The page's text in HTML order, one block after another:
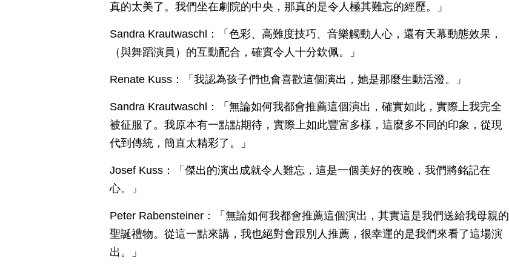
真的太美了。我們坐在劇院的中央，那真的是令人極其難忘的經歷。」
Sandra Krautwaschl：「色彩、高難度技巧、音樂觸動人心，還有天幕動態效果，
（與舞蹈演員）的互動配合，確實令人十分欽佩。」
Renate Kuss：「我認為孩子們也會喜歡這個演出，她是那麼生動活潑。」
Sandra Krautwaschl：「無論如何我都會推薦這個演出，確實如此，實際上我完全
被征服了。我原本有一點點期待，實際上如此豐富多樣，這麼多不同的印象，從現
代到傳統，簡直太精彩了。」
Josef Kuss：「傑出的演出成就令人難忘，這是一個美好的夜晚，我們將銘記在
心。」
Peter Rabensteiner：「無論如何我都會推薦這個演出，其實這是我們送給我母親的
聖誕禮物。從這一點來講，我也絕對會跟別人推薦，很幸運的是我們來看了這場演
出。」